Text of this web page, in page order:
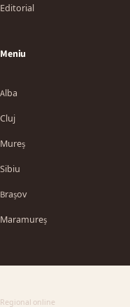
Editorial
Meniu
Alba
Cluj
Mureș
Sibiu
Brașov
Maramureș
Regional online